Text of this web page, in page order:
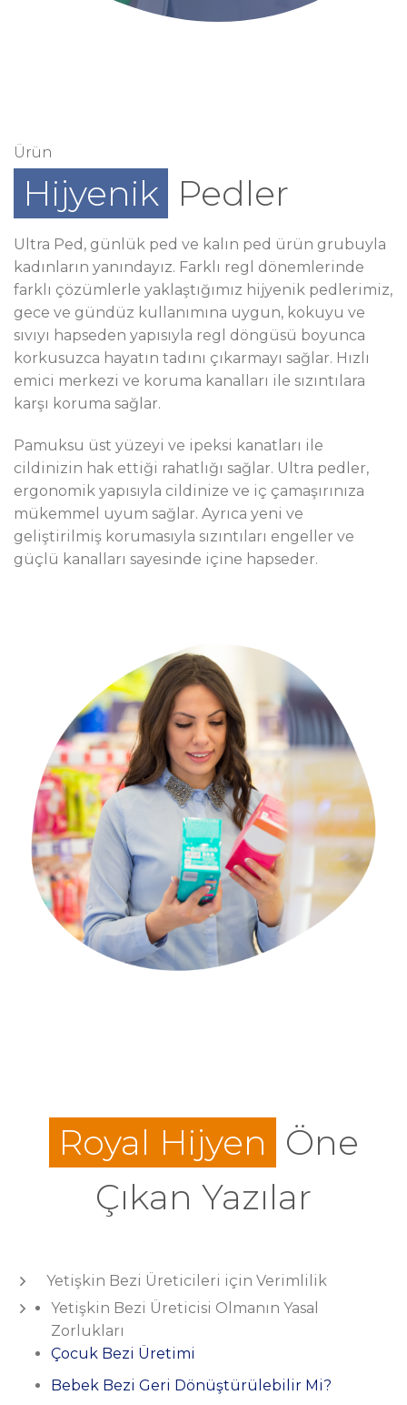
Ürün
Hijyenik Pedler
Ultra Ped, günlük ped ve kalın ped ürün grubuyla
kadınların yanındayız. Farklı regl dönemlerinde
farklı çözümlerle yaklaştığımız hijyenik pedlerimiz,
gece ve gündüz kullanımına uygun, kokuyu ve
sıvıyı hapseden yapısıyla regl döngüsü boyunca
korkusuzca hayatın tadını çıkarmayı sağlar. Hızlı
emici merkezi ve koruma kanalları ile sızıntılara
karşı koruma sağlar.
Pamuksu üst yüzeyi ve ipeksi kanatları ile
cildinizin hak ettiği rahatlığı sağlar. Ultra pedler,
ergonomik yapısıyla cildinize ve iç çamaşırınıza
mükemmel uyum sağlar. Ayrıca yeni ve
geliştirilmiş korumasıyla sızıntıları engeller ve
güçlü kanalları sayesinde içine hapseder.
Royal Hijyen Öne
Çıkan Yazılar
Yetişkin Bezi Üreticileri için Verimlilik
Yetişkin Bezi Üreticisi Olmanın Yasal
Zorlukları
Çocuk Bezi Üretimi
Bebek Bezi Geri Dönüştürülebilir Mi?